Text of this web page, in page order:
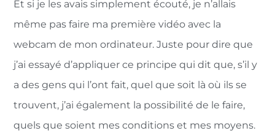
Et si je les avais simplement écouté, je n’allais
même pas faire ma première vidéo avec la
webcam de mon ordinateur. Juste pour dire que
j’ai essayé d’appliquer ce principe qui dit que, s’il y
a des gens qui l’ont fait, quel que soit là où ils se
trouvent, j’ai également la possibilité de le faire,
quels que soient mes conditions et mes moyens.